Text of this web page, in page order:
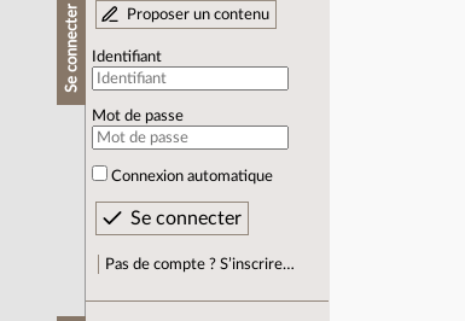
Se connecter Proposer un contenu
Identifiant
Mot de passe
Connexion automatique
Pas de compte ? S’inscrire…